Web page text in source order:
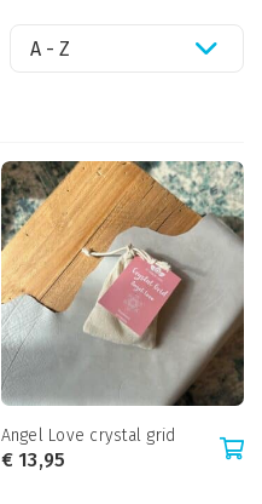
A - Z
Angel Love crystal grid
€13,95